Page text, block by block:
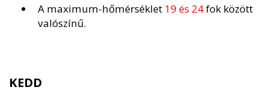
A maximum-hőmérséklet 19 és 24fok között
valószínű.
KEDD